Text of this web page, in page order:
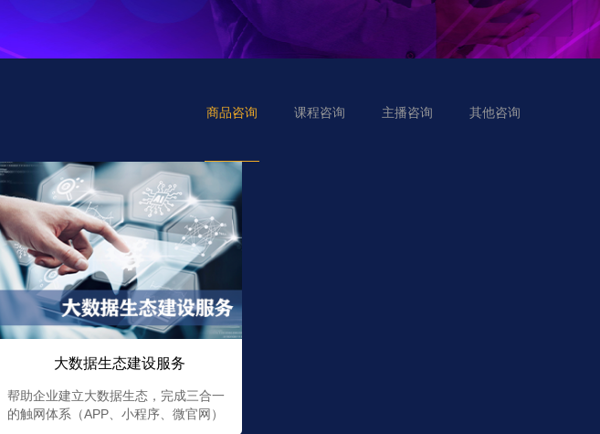
商品咨询 课程咨询 主播咨询 其他咨询
大数据生态建设服务
帮助企业建立大数据生态，完成三合一
的触网体系（APP、小程序、微官网）